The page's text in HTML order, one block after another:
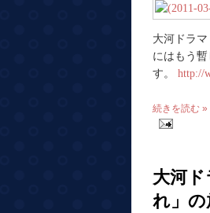
大河ドラ
にはもう
す。 http://
続きを読む »
大河ド
れ」の